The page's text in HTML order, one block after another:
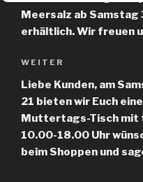
Meersalz ab
erhältlich. Wir freuen
Nächster
Beitrag
WEITER
Liebe Kunden, am
21 bieten wir Euch
Muttertags-Tisch mit
10.00-18.00 Uhr
beim Shoppen und